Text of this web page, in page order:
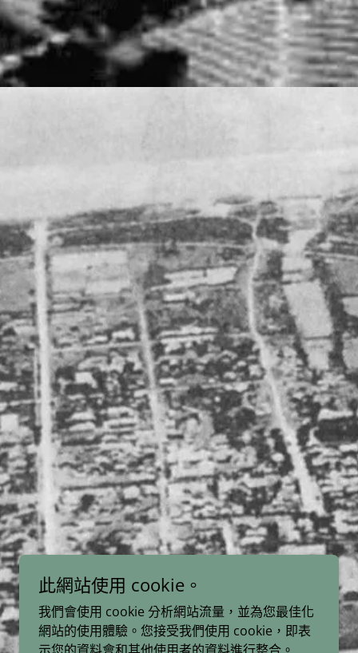
此網站使用 cookie。
我們會使用 cookie 分析網站流量，並為您最佳化
網站的使用體驗。您接受我們使用 cookie，即表